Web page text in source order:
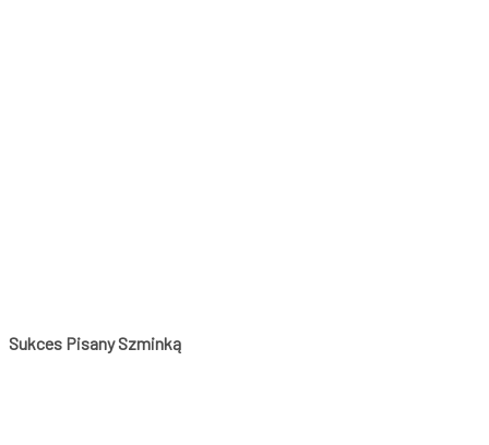
Sukces Pisany Szminką